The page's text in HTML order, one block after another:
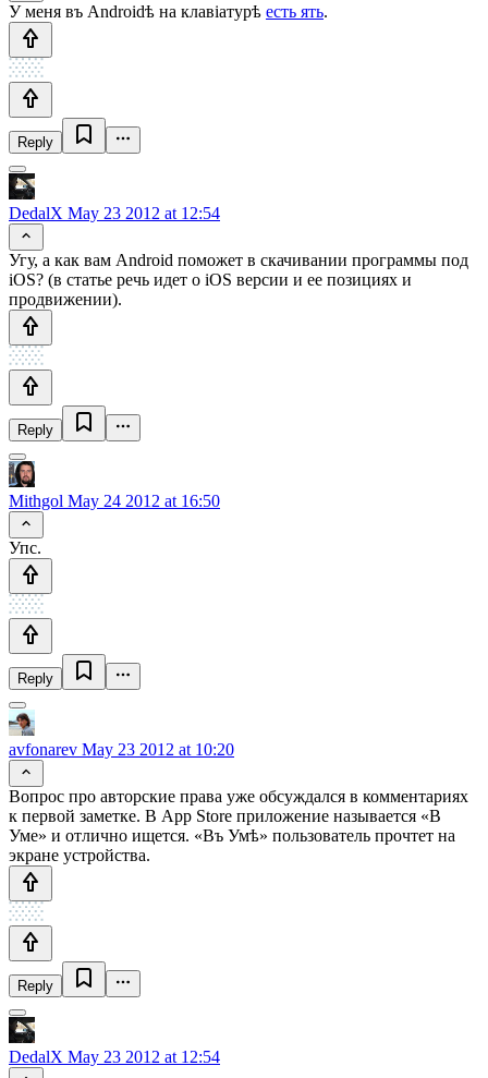
У меня въ Androidѣ на клавіатурѣ есть ять.
Reply
DedalX May 23 2012 at 12:54
Угу, а как вам Android поможет в скачивании программы под
iOS? (в статье речь идет о iOS версии и ее позициях и
продвижении).
Reply
Mithgol May 24 2012 at 16:50
Упс.
Reply
avfonarev May 23 2012 at 10:20
Вопрос про авторские права уже обсуждался в комментариях
к первой заметке. В App Store приложение называется «В
Уме» и отлично ищется. «Въ Умѣ» пользователь прочтет на
экране устройства.
Reply
DedalX May 23 2012 at 12:54